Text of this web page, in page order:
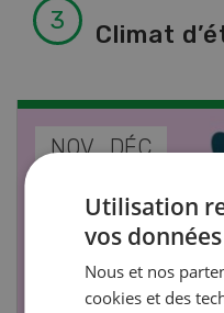
Climat
NOV JAN
Utilisation
vos données
Nous et nos
cookies et des